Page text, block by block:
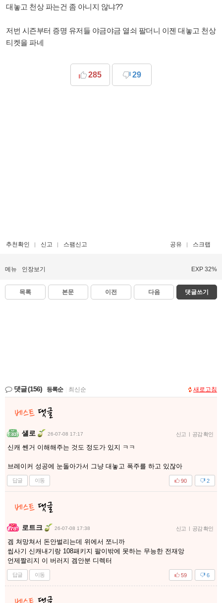
대놓고 천상 파는건 좀 아니지 않냐??
저번 시즌부터 증명 유저들 야금야금 열쇠 팔더니 이젠 대놓고 천상
티켓을 파네
285 29
추천확인 신고 스팸신고 공유 스크랩
메뉴 인장보기 EXP 32%
목록 본문 이전 다음 댓글쓰기
댓글(156) 등록순 최신순 새로고침
섈로 26-07-08 17:17 신고 | 공감 확인
신캐 쎈거 이해해주는 것도 정도가 있지 ㅋㅋ
브레이커 성공에 눈돌아가서 그냥 대놓고 폭주를 하고 있잖아
답글 이동 2
90
로트크 26-07-08 17:38 신고 | 공감 확인
겜 쳐망쳐서 돈안벌리는데 위에서 쪼니까
씹사기 신캐내기랑 108패키지 팔이밖에 못하는 무능한 전재앙
언제짤리지 이 버러지 겜안분 디렉터
답글 이동 6
59